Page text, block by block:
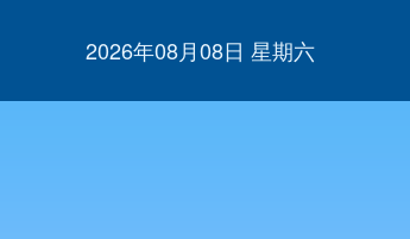
2026年08月08日 星期六